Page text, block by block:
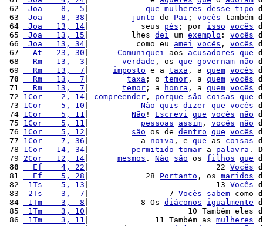
62
Joa    8,  5 que mulheres desse tipo
63
Joa    8, 38 junto do Pai ; vocês também
64
Joa   13, 14 |           seus pés ; por isso vocês
65
Joa   13, 15 |         lhes dei um exemplo : vocês
66
Joa   13, 34 |          como eu amei vocês , vocês
67
  At   23, 30
Comuniquei aos acusadores que
68
  Rm   13,  3
verdade , os que governam não
69
  Rm   13,  7
imposto e a taxa , a quem vocês
70
  Rm   13,  7
taxa ; o temor , a quem vocês
71
  Rm   13,  7
temor ; a honra , a quem vocês
72 1Cor    2, 14 compreender , porque são coisas que
73 1Cor    5, 10 Não quis dizer que vocês
74 1Cor    5, 11 Não ! Escrevi que vocês não
75 1Cor    5, 11 pessoas assim , vocês não
76 1Cor    5, 12 são os de dentro que vocês
77 1Cor    7, 36 |           a noiva , e que as coisas
78 1Cor   14, 34 permitido tomar a palavra .
79 2Cor   12, 14 mesmos . Não são os filhos que
80
  Ef    4, 22
|                           22 Vocês
81
  Ef    5, 28
|            28 Portanto , os maridos
82
1Ts    5, 13 |                           13 Vocês
83
2Ts    3,  7 |                 7 Vocês sabem como
84
1Tm    3,  8 |           8 Os diáconos igualmente
85
1Tm    3, 10 |                     10 Também eles
86
1Tm    3, 11 |              11 Também as mulheres